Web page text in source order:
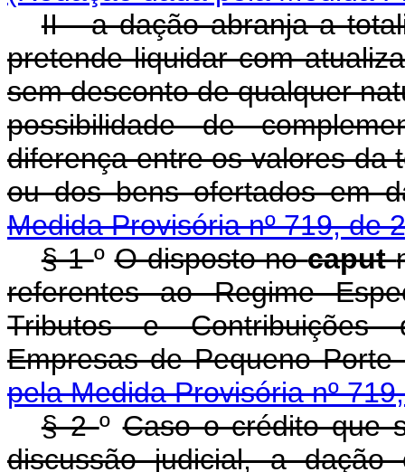
II - a dação abranja a
pretende liquidar com
sem desconto de qualquer
possibilidade de
diferença entre os valores da
ou dos bens
Medida Provisória nº 719, de
§ 1ºO disposto nocaput
referentes ao Regime
Tributos e Contribuições
Empresas de Pequeno
pela Medida Provisória nº
§ 2ºCaso o crédito que
discussão judicial, a dação